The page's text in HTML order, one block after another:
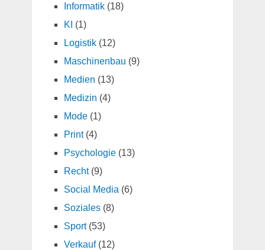
Informatik(18)
KI (1)
Logistik(12)
Maschinenbau (9)
Medien (13)
Medizin (4)
Mode(1)
Print(4)
Psychologie(13)
Recht(9)
Social Media (6)
Soziales(8)
Sport(53)
Verkauf(12)